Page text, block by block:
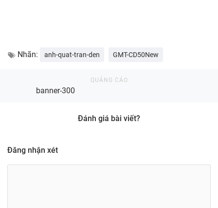
Nhãn: anh-quat-tran-den GMT-CD50New
banner-300
Đánh giá bài viết?
Đăng nhận xét